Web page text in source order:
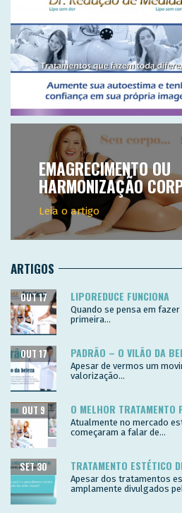
EMAGRECIMENTO OU
HARMONIZAÇÃO
Leia o artigo
ARTIGOS
LIPOREDUCE FUNCIONA
OUT 17
Quando se pensa em
primeira...
PADRÃO – O VILÃO DA
OUT 17
Apesar de vermos um
valorização...
O MELHOR TRATAMENTO
OUT 9
Atualmente no mercado
começaram a falar de...
TRATAMENTO ESTÉTICO
SET 30
Apesar dos tratamentos
amplamente divulgados